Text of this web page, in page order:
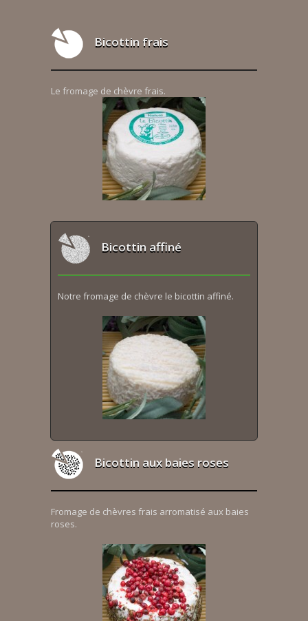
Bicottin frais
Le fromage de chèvre frais.
Bicottin affiné
Notre fromage de chèvre le bicottin affiné.
Bicottin aux baies roses
Fromage de chèvres frais arromatisé aux baies
roses.